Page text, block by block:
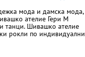
мода и дамска мода,
ателие Гери М
танци. Шивашко ателие
рокли по индивидуални